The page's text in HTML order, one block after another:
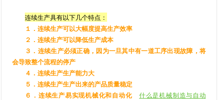
连续生产具有以下几个特点：
１．连续生产可以大幅度提高生产效率
２．连续生产可以降低生产成本
３．连续生产必须正确，因为一旦其中有一道工序出现故障，将
会导致整个流程的停产
４．连续生产生产能力大
５．连续生产生产出来的产品质量稳定
６．连续生产易实现机械化和自动化
什么是机械制造与自动